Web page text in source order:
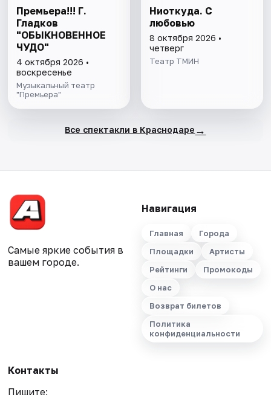
Премьера!!! Г.
Гладков
"ОБЫКНОВЕННОЕ
ЧУДО"
4 октября 2026 •
воскресенье
Музыкальный театр
"Премьера"
Ниоткуда. С
любовью
8 октября 2026 •
четверг
Театр ТМИН
Все спектакли в Краснодаре →
Самые яркие события в
вашем городе.
Навигация
Главная
Города
Площадки
Артисты
Рейтинги
Промокоды
О нас
Возврат билетов
Политика
конфиденциальности
Контакты
Пишите: